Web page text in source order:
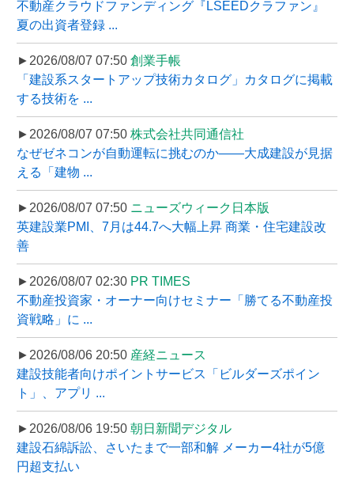
不動産クラウドファンディング『LSEEDクラファン』
夏の出資者登録 ...
►2026/08/07 07:50 創業手帳
「建設系スタートアップ技術カタログ」カタログに掲載
する技術を ...
►2026/08/07 07:50 株式会社共同通信社
なぜゼネコンが自動運転に挑むのか――大成建設が見据
える「建物 ...
►2026/08/07 07:50 ニューズウィーク日本版
英建設業PMI、7月は44.7へ大幅上昇 商業・住宅建設改
善
►2026/08/07 02:30 PR TIMES
不動産投資家・オーナー向けセミナー「勝てる不動産投
資戦略」に ...
►2026/08/06 20:50 産経ニュース
建設技能者向けポイントサービス「ビルダーズポイン
ト」、アプリ ...
►2026/08/06 19:50 朝日新聞デジタル
建設石綿訴訟、さいたまで一部和解 メーカー4社が5億
円超支払い